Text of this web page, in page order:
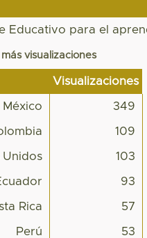
Educativo para el
más visualizaciones
Visualizaciones
México 349
109
Unidos 103
93
Rica 57
Perú 53